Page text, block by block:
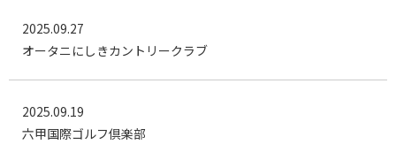
2025.09.27
オータニにしきカントリークラブ
2025.09.19
六甲国際ゴルフ倶楽部